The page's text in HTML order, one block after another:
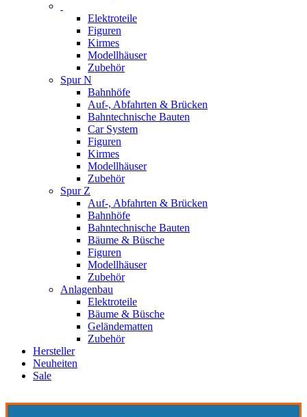
Elektroteile
Figuren
Kirmes
Modellhäuser
Zubehör
Spur N
Bahnhöfe
Auf-, Abfahrten & Brücken
Bahntechnische Bauten
Car System
Figuren
Kirmes
Modellhäuser
Zubehör
Spur Z
Auf-, Abfahrten & Brücken
Bahnhöfe
Bahntechnische Bauten
Bäume & Büsche
Figuren
Modellhäuser
Zubehör
Anlagenbau
Elektroteile
Bäume & Büsche
Geländematten
Zubehör
Hersteller
Neuheiten
Sale